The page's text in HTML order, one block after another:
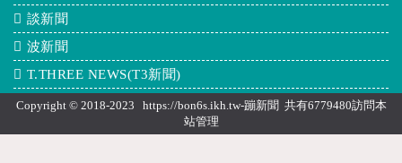
談新聞
波新聞
T.THREE NEWS(T3新聞)
Copyright © 2018-2023 https://bon6s.ikh.tw-蹦新聞 共有6779480訪問本
站管理